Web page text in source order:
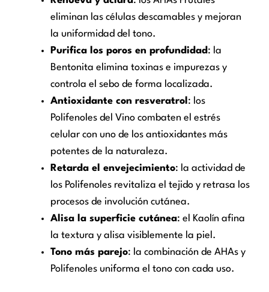
eliminan las células descamables y mejoran
la uniformidad del tono.
Purifica los poros en profundidad : la
Bentonita elimina toxinas e impurezas y
controla el sebo de forma localizada.
Antioxidante con resveratrol : los
Polifenoles del Vino combaten el estrés
celular con uno de los antioxidantes más
potentes de la naturaleza.
Retarda el envejecimiento: la actividad de
los Polifenoles revitaliza el tejido y retrasa los
procesos de involución cutánea.
Alisa la superficie cutánea: el Kaolín afina
la textura y alisa visiblemente la piel.
Tono más parejo: la combinación de AHAs y
Polifenoles uniforma el tono con cada uso.